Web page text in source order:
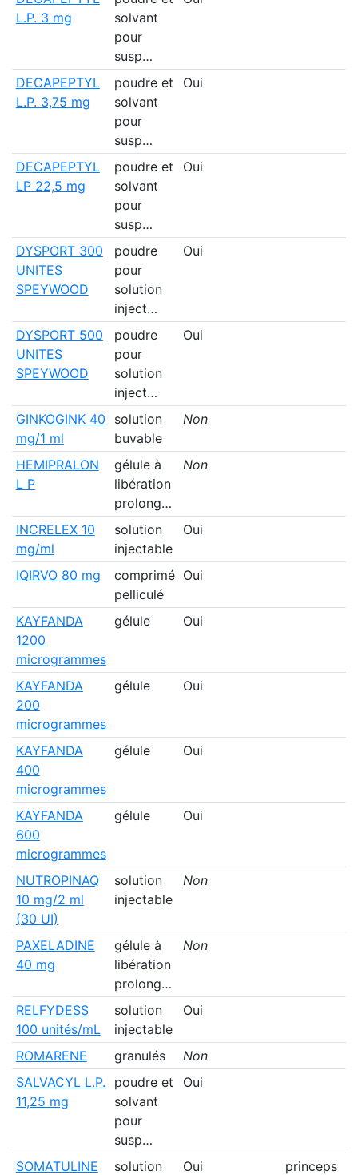
L.P. 3 mg
solvant
pour
susp…
DECAPEPTYL
L.P. 3,75 mg
poudre et
solvant
pour
susp…
Oui
DECAPEPTYL
LP 22,5 mg
poudre et
solvant
pour
susp…
Oui
DYSPORT 300
UNITES
SPEYWOOD
poudre
pour
solution
inject…
Oui
DYSPORT 500
UNITES
SPEYWOOD
poudre
pour
solution
inject…
Oui
GINKOGINK 40
mg/1 ml
solution
buvable
Non
HEMIPRALON
L P
gélule à
libération
prolong…
Non
INCRELEX 10
mg/ml
solution
injectable
Oui
IQIRVO 80 mg
comprimé
pelliculé
Oui
KAYFANDA
1200
microgrammes
gélule Oui
KAYFANDA
200
microgrammes
gélule Oui
KAYFANDA
400
microgrammes
gélule Oui
KAYFANDA
600
microgrammes
gélule Oui
NUTROPINAQ
10 mg/2 ml
(30 UI)
solution
injectable
Non
PAXELADINE
40 mg
gélule à
libération
prolong…
Non
RELFYDESS
100 unités/mL
solution
injectable
Oui
ROMARENE granulés
Non
SALVACYL L.P.
11,25 mg
poudre et
solvant
pour
susp…
Oui
SOMATULINE
solution
Oui princeps